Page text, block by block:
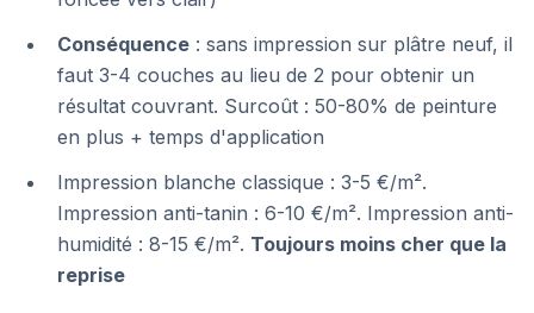
Conséquence : sans impression sur plâtre neuf, il
faut 3-4 couches au lieu de 2 pour obtenir un
résultat couvrant. Surcoût : 50-80% de peinture
en plus + temps d'application
Impression blanche classique : 3-5 €/m².
Impression anti-tanin : 6-10 €/m². Impression anti-
humidité : 8-15 €/m². Toujours moins cher que la
reprise